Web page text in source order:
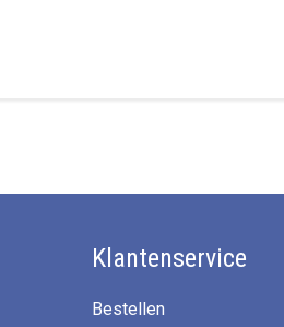
Klantenservice
Bestellen